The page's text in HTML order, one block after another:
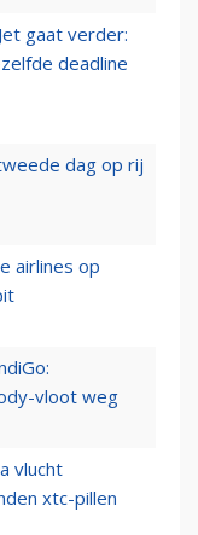
gaat verder:
deadline
dag op rij
airlines op
vloot weg
vlucht
xtc-pillen